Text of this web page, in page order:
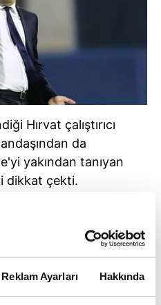
Reklam Ayarları Hakkında
Hırvat çalıştırıcı
da
yakından tanıyan
dikkat çekti.